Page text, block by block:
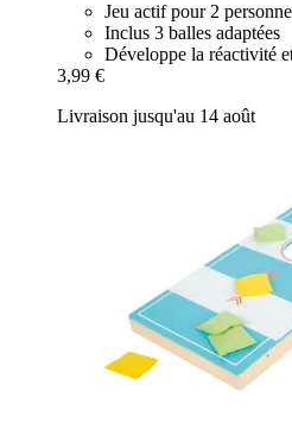
Jeu actif pour 2
Inclus 3 balles adaptées
Développe la réactivité
3,99 €
Livraison jusqu'au 14 août